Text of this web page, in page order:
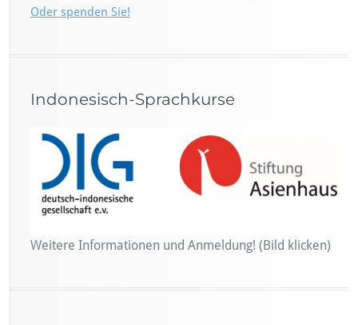
Oder spenden Sie!
Indonesisch-Sprachkurse
Weitere Informationen und Anmeldung! (Bild klicken)